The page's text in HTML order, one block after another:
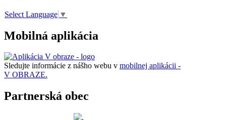
Select Language ▼
Mobilná aplikácia
Sledujte informácie z nášho webu v mobilnej aplikácii -
V OBRAZE.
Partnerská obec